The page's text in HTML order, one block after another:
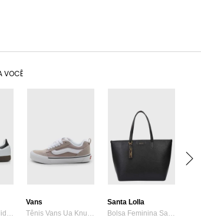
VOCÊ
Tênis Unissex adidas Originals Samba OG Branco
Vans
Tênis Vans Ua Knu Skool Bege
Santa Lolla
Bolsa Feminina Santa Lolla Tote Preta